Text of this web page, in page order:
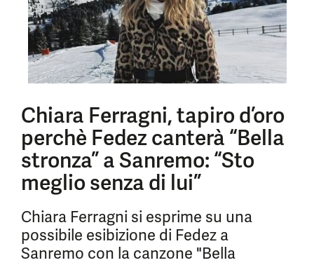
Chiara Ferragni, tapiro d’oro
perchè Fedez canterà “Bella
stronza” a Sanremo: “Sto
meglio senza di lui”
Chiara Ferragni si esprime su una
possibile esibizione di Fedez a
Sanremo con la canzone "Bella